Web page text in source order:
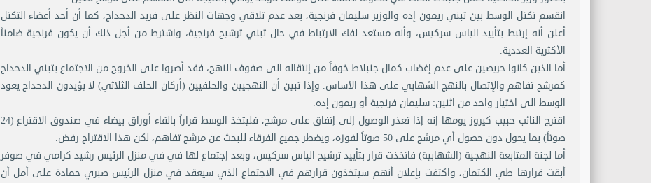
انقسم تكتل الوسط بين تبني ريمون إده والوزير سليمان فرنجية، بعد عدم تلاقي وجهات النظر على فريد الدحداح، كما أن أحد أعضاء التكتل
أعلن أنه إرتبط بتأييد الياس سركيس، وأنه مستعد لفك الارتباط في حال تبني ترشيح فرنجية، واشترط من أجل ذلك أن يكون فرنجية ضامناً
الأكثرية العددية.
أما الذين كانوا حريصين على عدم إغضاب كمال جنبلاط خوفاً من إنتقاله الى صفوف النهج، فقد أصروا على الخروج من الاجتماع بتبني الدحداح
كمرشح تفاهم والإتصال بالنهج الشهابي على هذا الأساس. وإذا تبين أن النهجيين والحلفيين (أركان الحلف الثلاثي) لا يؤيدون الدحداح يعود
الوسط الى اختيار واحد من اثنين: سليمان فرنجية أو ريمون إده.
اقترح النائب حبيب كيروز يومها إنه إذا تعذر الوصول إلى إتفاق على مرشح، فليتخذ الوسط قراراً بالقاء أوراق بيضاء في صندوق الاقتراع (24
صوتاً) بما يحول دون حصول أي مرشح على 50 صوتاً لفوزه، ويضطر جميع الفرقاء للبحث عن مرشح تفاهم، لكن هذا الاقتراح رفض.
أما لجنة المتابعة النهجية (الشهابية) فاتخذت قرار بتأييد ترشيح الياس سركيس، وبعد إجتماع لها في في منزل الرئيس رشيد كرامي في صوفر
أبقت قرارها طي الكتمان، واكتفت بإعلان أنهم سيتخذون قرارهم في الاجتماع الذي سيعقد في منزل الرئيس صبري حمادة على أمل أن